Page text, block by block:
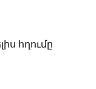
հղումը